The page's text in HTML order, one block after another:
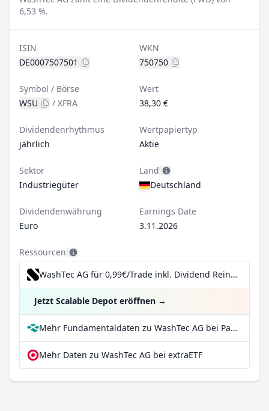
6,53 %.
ISIN
DE0007507501
WKN
750750
Symbol / Börse
WSU
/ XFRA
Wert
38,30 €
Dividendenrhythmus
jährlich
Wertpapiertyp
Aktie
Sektor
Industriegüter
Land
Deutschland
Dividendenwährung
Euro
Earnings Date
3.11.2026
Ressourcen
WashTec AG für 0,99€/Trade inkl. Dividend Reinvestment Plan
Jetzt Scalable Depot eröffnen →
Mehr Fundamentaldaten zu WashTec AG bei Parqet
Mehr Daten zu WashTec AG bei extraETF